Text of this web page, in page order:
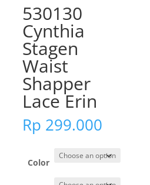
530130
Cynthia
Stagen
Waist
Shapper
Lace Erin
Rp 299.000
Color